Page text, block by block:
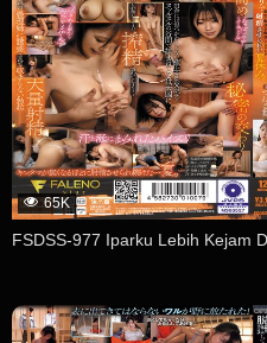
65K
FSDSS-977 Iparku Lebih Kejam